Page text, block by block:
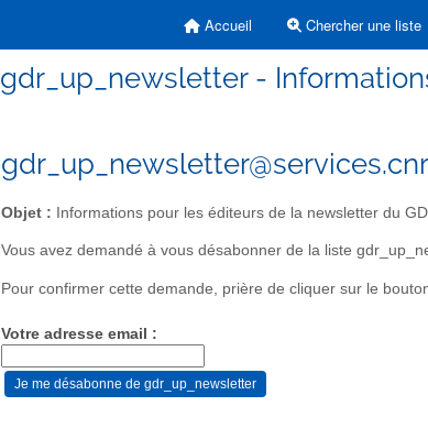
Accueil Chercher une liste
gdr_up_newsletter -
Objet : Informations pour les éditeurs de la newsletter du
Vous avez demandé à vous désabonner de la liste
Pour confirmer cette demande, prière de cliquer sur le
Votre adresse email :